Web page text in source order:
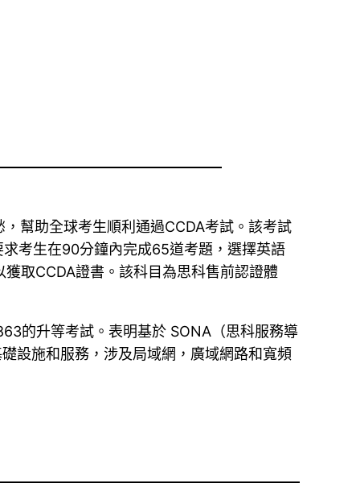
幫助全球考生順利通過CCDA考試。該考試
求考生在90分鐘內完成65道考題，選擇英語
取CCDA證書。該科目為思科售前認證體
的升等考試。表明基於 SONA（思科服務導
設施和服務，涉及局域網，廣域網路和寬頻